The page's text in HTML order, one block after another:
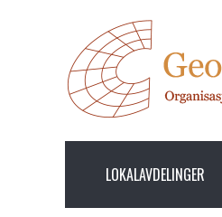
LOKALAVDELINGER